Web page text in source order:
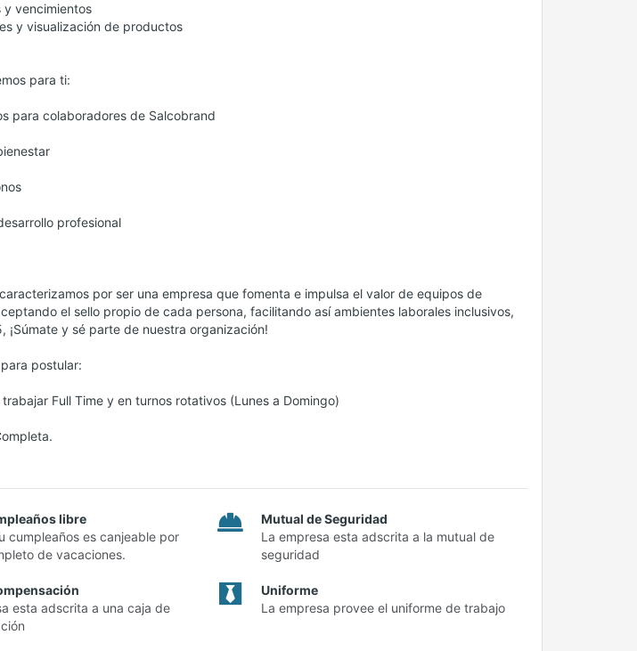
vencimientos
y visualización de productos
para ti:
para colaboradores de Salcobrand
profesional
por ser una empresa que fomenta e impulsa el valor de equipos de
el sello propio de cada persona, facilitando así ambientes laborales inclusivos,
¡Súmate y sé parte de nuestra organización!
postular:
Full Time y en turnos rotativos (Lunes a Domingo)
libre
cumpleaños es canjeable por
de vacaciones.
Mutual de Seguridad
La empresa esta adscrita a la mutual de
seguridad
esta adscrita a una caja de
Uniforme
La empresa provee el uniforme de trabajo